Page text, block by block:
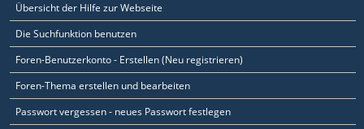
Übersicht der Hilfe zur Webseite
Die Suchfunktion benutzen
Foren-Benutzerkonto - Erstellen (Neu registrieren)
Foren-Thema erstellen und bearbeiten
Passwort vergessen - neues Passwort festlegen